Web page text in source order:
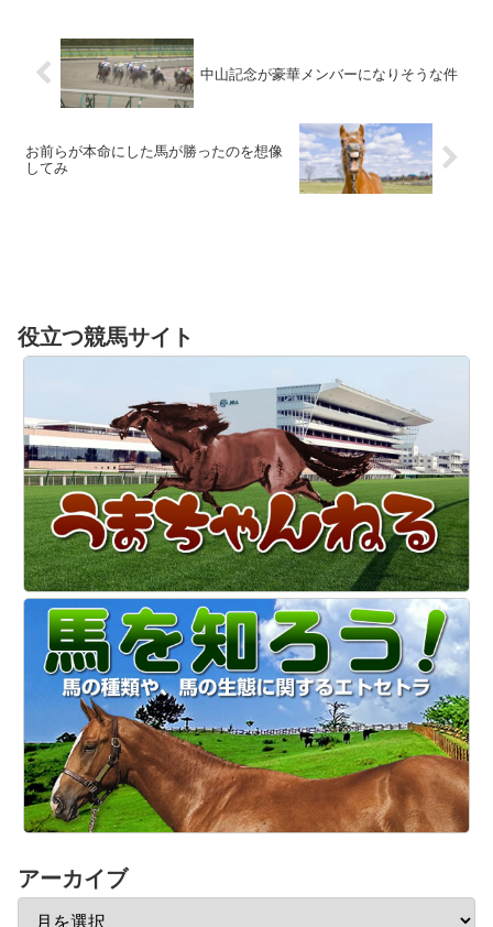
中山記念が豪華メンバーになりそうな件
お前らが本命にした馬が勝ったのを想像
してみ
役立つ競馬サイト
アーカイブ